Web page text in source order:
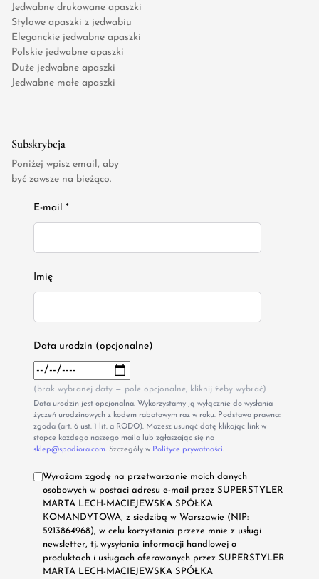
Jedwabne drukowane apaszki
Stylowe apaszki z jedwabiu
Eleganckie jedwabne apaszki
Polskie jedwabne apaszki
Duże jedwabne apaszki
Jedwabne małe apaszki
Subskrybcja
Poniżej wpisz email, aby
być zawsze na bieżąco.
E-mail *
Imię
Data urodzin (opcjonalne)
(brak wybranej daty — pole opcjonalne, kliknij żeby wybrać)
Data urodzin jest opcjonalna. Wykorzystamy ją wyłącznie do wysłania
życzeń urodzinowych z kodem rabatowym raz w roku. Podstawa prawna:
zgoda (art. 6 ust. 1 lit. a RODO). Możesz usunąć datę klikając link w
stopce każdego naszego maila lub zgłaszając się na
sklep@spadiora.com. Szczegóły w Polityce prywatności.
Wyrażam zgodę na przetwarzanie moich danych
osobowych w postaci adresu e-mail przez SUPERSTYLER
MARTA LECH-MACIEJEWSKA SPÓŁKA
KOMANDYTOWA, z siedzibą w Warszawie (NIP:
5213864968), w celu korzystania przeze mnie z usługi
newsletter, tj. wysyłania informacji handlowej o
produktach i usługach oferowanych przez SUPERSTYLER
MARTA LECH-MACIEJEWSKA SPÓŁKA